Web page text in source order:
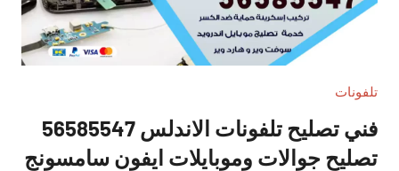
تلفونات
فني تصليح تلفونات الاندلس 56585547
تصليح جوالات وموبايلات ايفون سامسونج